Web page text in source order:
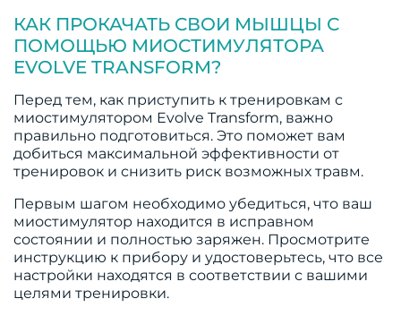
КАК ПРОКАЧАТЬ СВОИ МЫШЦЫ С
ПОМОЩЬЮ МИОСТИМУЛЯТОРА
EVOLVE TRANSFORM?
Перед тем, как приступить к тренировкам с
миостимулятором Evolve Transform, важно
правильно подготовиться. Это поможет вам
добиться максимальной эффективности от
тренировок и снизить риск возможных травм.
Первым шагом необходимо убедиться, что ваш
миостимулятор находится в исправном
состоянии и полностью заряжен. Просмотрите
инструкцию к прибору и удостоверьтесь, что все
настройки находятся в соответствии с вашими
целями тренировки.